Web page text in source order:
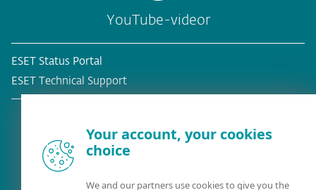
YouTube-videor
ESET Status Portal
ESET Technical Support
Your account, your cookies
choice
We and our partners use cookies to give you the